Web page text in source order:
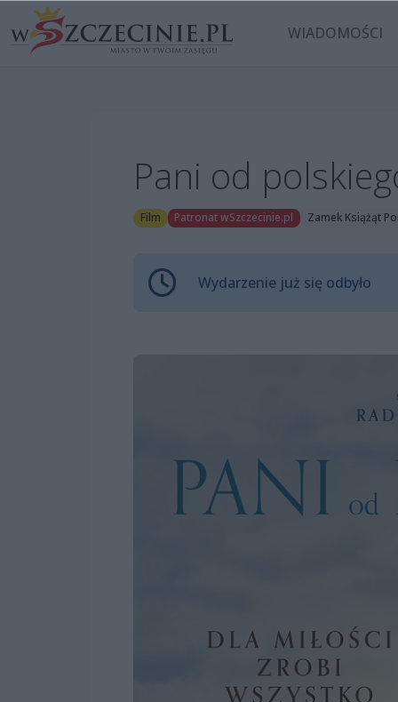
WIADOMOŚCI
Pani od
Film Patronat wSzczecinie.pl Zamek Książąt
Wydarzenie już się odbyło